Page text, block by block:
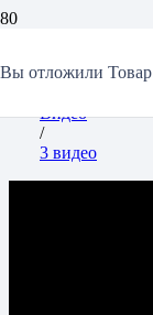
Вы отложили Товар
Главная
Видео
/
3 видео